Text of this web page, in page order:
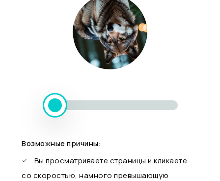
Возможные причины:
Вы просматриваете страницы и кликаете
со скоростью, намного превышающую